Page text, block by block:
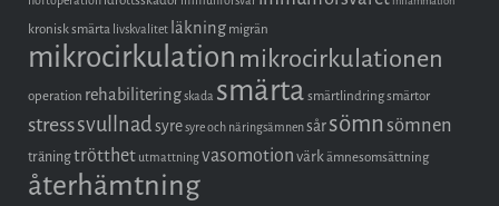
kronisk smärta livskvalitet läkningmigrän
mikrocirkulation mikrocirkulationen
operation rehabiliteringskada smärtasmärtlindringsmärtor
stresssvullnadsyresyre och näringsämnensårsömnsömnen
träningtrötthet utmattningvasomotionvärkämnesomsättning
återhämtning